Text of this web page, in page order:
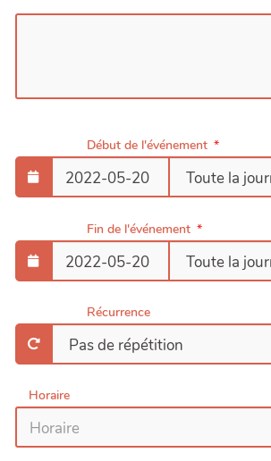
Début de l'événement
Fin de l'événement
Récurrence
Horaire